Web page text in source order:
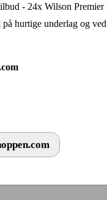
- 24x Wilson Premier
hurtige underlag og